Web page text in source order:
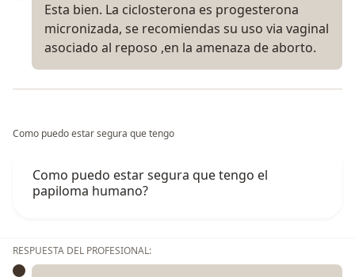
Esta bien. La ciclosterona es progesterona
micronizada, se recomiendas su uso via vaginal
asociado al reposo ,en la amenaza de aborto.
Como puedo estar segura que tengo
Como puedo estar segura que tengo el
papiloma humano?
RESPUESTA DEL PROFESIONAL: